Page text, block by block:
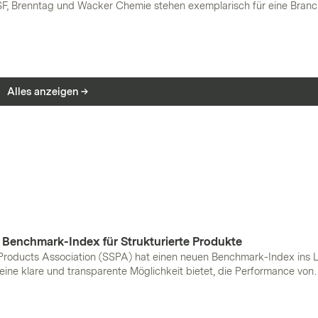
Brenntag und Wacker Chemie stehen exemplarisch für eine
Druck steht und sich in einem strukturellem Wandel
Alles anzeigen
Benchmark-Index für Strukturierte Produkte
Association (SSPA) hat einen neuen Benchmark-Index ins
klare und transparente Möglichkeit bietet, die Performance von
zu bewerten. Der "SSPA MBRC USD (bzw. EUR und CHF) Global